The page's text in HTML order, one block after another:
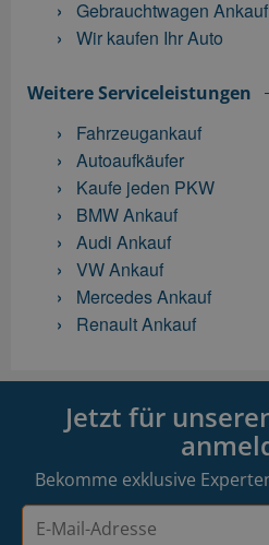
Gebrauchtwagen Ankauf
Wir kaufen Ihr Auto
Weitere Serviceleistungen
Fahrzeugankauf
Autoaufkäufer
Kaufe jeden PKW
BMW Ankauf
Audi Ankauf
VW Ankauf
Mercedes Ankauf
Renault Ankauf
Jetzt für
Bekomme exklusive